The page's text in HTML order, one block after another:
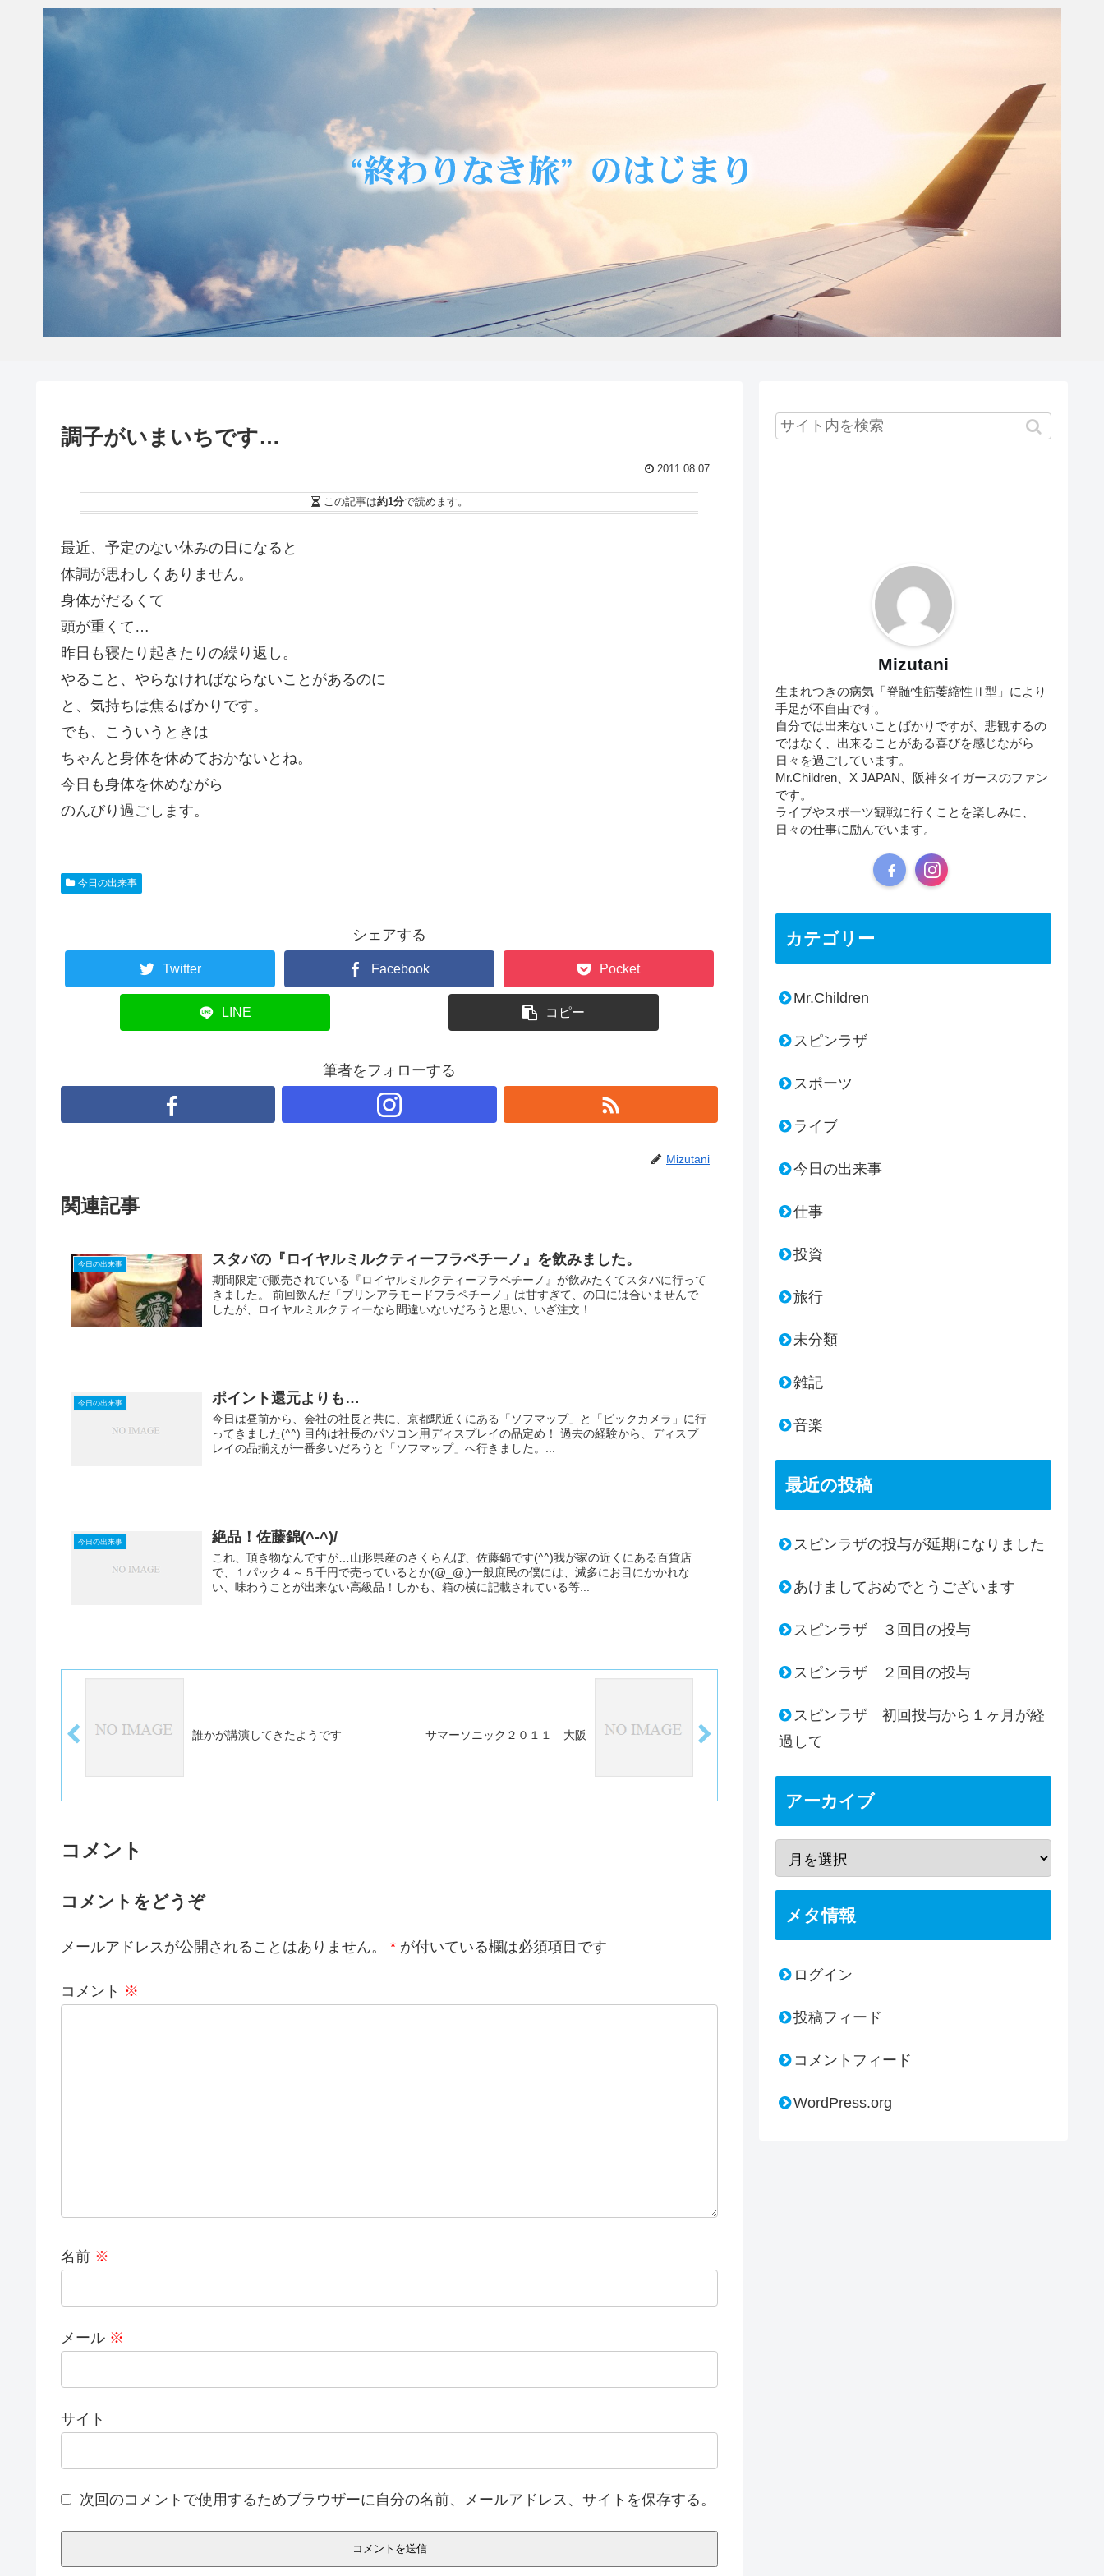
調子がいまいちです…
2011.08.07
この記事は約1分で読めます。
最近、予定のない休みの日になると
体調が思わしくありません。
身体がだるくて
頭が重くて…
昨日も寝たり起きたりの繰り返し。
やること、やらなければならないことがあるのに
と、気持ちは焦るばかりです。
でも、こういうときは
ちゃんと身体を休めておかないとね。
今日も身体を休めながら
のんびり過ごします。
今日の出来事
シェアする
Twitter Facebook Pocket
LINE コピー
筆者をフォローする
Mizutani
関連記事
今日の出来事 スタバの『ロイヤルミルクティーフラペチーノ』を飲みました。
期間限定で販売されている『ロイヤルミルクティーフラペチーノ』が飲みたくてスタバに行って
きました。 前回飲んだ「プリンアラモードフラペチーノ」は甘すぎて、の口には合いませんで
したが、ロイヤルミルクティーなら間違いないだろうと思い、いざ注文！ ...
今日の出来事 ポイント還元よりも…
今日は昼前から、会社の社長と共に、京都駅近くにある「ソフマップ」と「ビックカメラ」に行
ってきました(^^) 目的は社長のパソコン用ディスプレイの品定め！ 過去の経験から、ディスプ
レイの品揃えが一番多いだろうと「ソフマップ」へ行きました。...
今日の出来事 絶品！佐藤錦(^-^)/
これ、頂き物なんですが…山形県産のさくらんぼ、佐藤錦です(^^)我が家の近くにある百貨店
で、１パック４～５千円で売っているとか(@_@;)一般庶民の僕には、滅多にお目にかかれな
い、味わうことが出来ない高級品！しかも、箱の横に記載されている等...
誰かが講演してきたようです サマーソニック２０１１ 大阪
コメント
コメントをどうぞ
メールアドレスが公開されることはありません。 * が付いている欄は必須項目です
コメント ※
名前 ※
メール ※
サイト
次回のコメントで使用するためブラウザーに自分の名前、メールアドレス、サイトを保存する。
Mizutani
生まれつきの病気「脊髄性筋萎縮性Ⅱ型」により
手足が不自由です。
自分では出来ないことばかりですが、悲観するの
ではなく、出来ることがある喜びを感じながら
日々を過ごしています。
Mr.Children、X JAPAN、阪神タイガースのファン
です。
ライブやスポーツ観戦に行くことを楽しみに、
日々の仕事に励んでいます。
カテゴリー
Mr.Children
スピンラザ
スポーツ
ライブ
今日の出来事
仕事
投資
旅行
未分類
雑記
音楽
最近の投稿
スピンラザの投与が延期になりました
あけましておめでとうございます
スピンラザ ３回目の投与
スピンラザ ２回目の投与
スピンラザ 初回投与から１ヶ月が経
過して
アーカイブ
メタ情報
ログイン
投稿フィード
コメントフィード
WordPress.org